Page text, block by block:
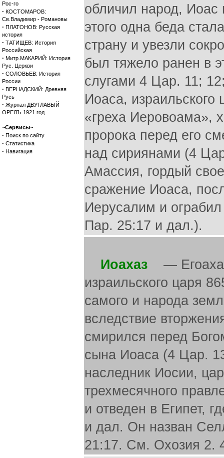
Рос-го
· КОСТОМАРОВ:
Св.Владимир - Романовы
· ПЛАТОНОВ: Русская
история
· ТАТИЩЕВ: История
Российская
· Митр.МАКАРИЙ: История
Рус. Церкви
· СОЛОВЬЕВ: История
России
· ВЕРНАДСКИЙ: Древняя
Русь
· Журнал ДВУГЛАВЫЙ
ОРЕЛЪ 1921 год
~Сервисы~
· Поиск по сайту
· Статистика
· Навигация
обличил народ, Иоас
этого одна беда
страну и увезли
был тяжело ранен в
слугами 4 Цар. 11;
Иоаса,
«греха Иеровоама»,
пророка перед его
над сириянами (4
Амассия, гордый
сражение Иоаса,
Иерусалим и
Пар. 25:17 и дал.).
Иоахаз —
израильского царя
самого и народа
вследствие
смирился перед
сына Иоаса (4 Цар.
наследник Иосии,
трехмесячного
и отведен в Египет,
и дал. Он назван
21:17. См. Охозия 2.